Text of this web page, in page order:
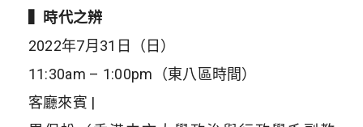
時代之辨
2022年7月31日（日）
11:30am – 1:00pm（東八區時間）
客廳來賓 |